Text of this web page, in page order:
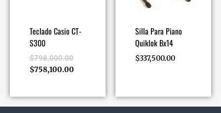
Teclado Casio CT-
S300
$798,000.00
$758,100.00
Silla Para Piano
Quiklok Bx14
$337,500.00